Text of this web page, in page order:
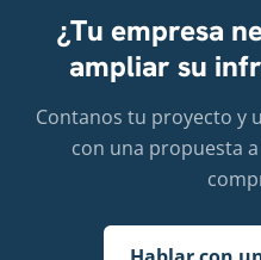
¿Tu empresa
ampliar su
Contanos tu proyecto y
con una propuesta